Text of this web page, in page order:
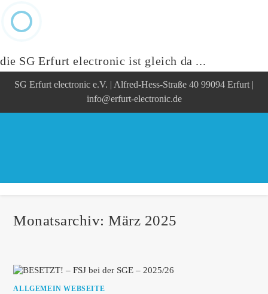
die SG Erfurt electronic ist gleich da ...
InhaltSG Erfurt electronic e.V. | Alfred-Hess-Straße 40 99094 Erfurt |
info@erfurt-electronic.de
Monatsarchiv: März 2025
ALLGEMEIN WEBSEITE